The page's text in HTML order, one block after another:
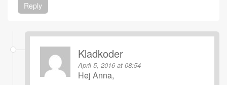
Reply
Kladkoder
April 5, 2016 at 08:54
Hej Anna,